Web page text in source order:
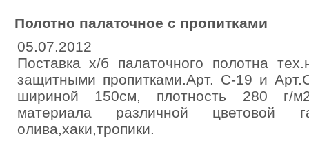
Полотно палаточное с пропитками
05.07.2012
Поставка х/б палаточного полотна
защитными пропитками.Арт. С-19 и
шириной 150см, плотность 280 г/
материала различной цветовой
олива,хаки,тропики.